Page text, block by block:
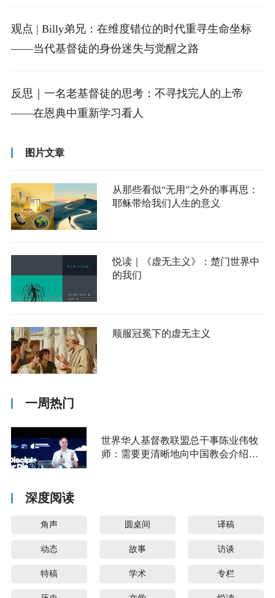
观点 | Billy弟兄：在维度错位的时代重寻生命坐标
——当代基督徒的身份迷失与觉醒之路
反思｜一名老基督徒的思考：不寻找完人的上帝
——在恩典中重新学习看人
图片文章
从那些看似“无用”之外的事再思：
耶稣带给我们人生的意义
悦读｜《虚无主义》：楚门世界中
的我们
顺服冠冕下的虚无主义
一周热门
世界华人基督教联盟总干事陈业伟牧
师：需要更清晰地向中国教会介绍福
深度阅读
角声 圆桌间 译稿
动态 故事 访谈
特稿 学术 专栏